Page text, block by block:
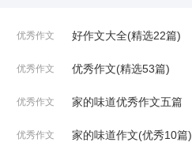
优秀作文 好作文大全(精选22篇)
优秀作文 优秀作文(精选53篇)
优秀作文 家的味道优秀作文五篇
优秀作文 家的味道作文(优秀10篇)